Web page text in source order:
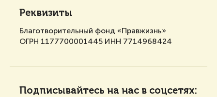
Реквизиты
Благотворительный фонд «Правжизнь»
ОГРН 1177700001445 ИНН 7714968424
Подписывайтесь на нас в соцсетях: